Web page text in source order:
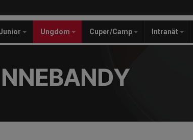
Ungdom Cuper/Camp Intranät